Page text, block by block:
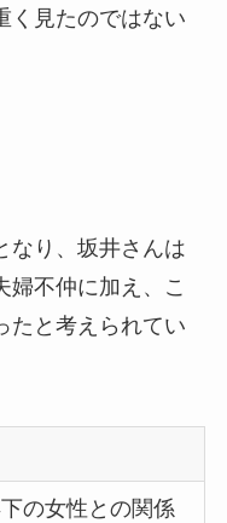
く見たのではない
なり、坂井さんは
婦不仲に加え、こ
たと考えられてい
の女性との関係